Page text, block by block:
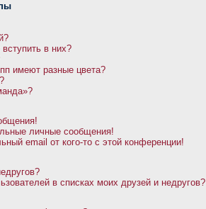
в них?
имеют разные цвета?
личные сообщения!
email от кого-то с этой конференции!
в списках моих друзей и недругов?